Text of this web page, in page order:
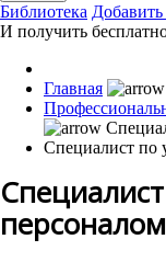
Библиотека
И получить
Главная
Cпециалист по
персоналом